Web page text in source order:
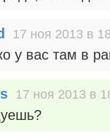
17 ноя 2013 в
у вас там в
17 ноя 2013 в